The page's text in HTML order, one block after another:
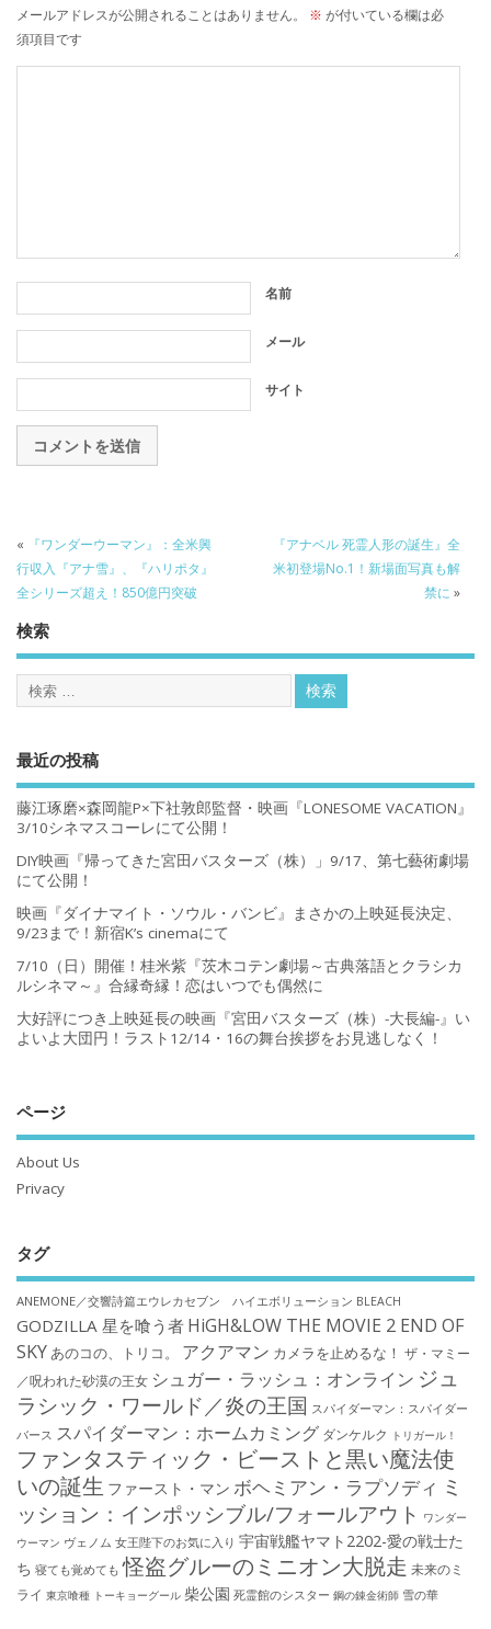
メールアドレスが公開されることはありません。 ※ が付いている欄は必
須項目です
名前
メール
サイト
«
『ワンダーウーマン』：全米興
行収入『アナ雪』、『ハリポタ』
全シリーズ超え！850億円突破
『アナベル 死霊人形の誕生』全
米初登場No.1！新場面写真も解
禁に »
検索
最近の投稿
藤江琢磨×森岡龍P×下社敦郎監督・映画『LONESOME VACATION』
3/10シネマスコーレにて公開！
DIY映画『帰ってきた宮田バスターズ（株）」9/17、第七藝術劇場
にて公開！
映画『ダイナマイト・ソウル・バンビ』まさかの上映延長決定、
9/23まで！新宿K’s cinemaにて
7/10（日）開催！桂米紫『茨木コテン劇場～古典落語とクラシカ
ルシネマ～』合縁奇縁！恋はいつでも偶然に
大好評につき上映延長の映画『宮田バスターズ（株）-大長編-』い
よいよ大団円！ラスト12/14・16の舞台挨拶をお見逃しなく！
ページ
About Us
Privacy
タグ
ANEMONE／交響詩篇エウレカセブン ハイエボリューション BLEACH
GODZILLA 星を喰う者 HiGH&LOW THE MOVIE 2 END OF
SKYあのコの、トリコ。 アクアマン カメラを止めるな！ ザ・マミー
／呪われた砂漠の王女 シュガー・ラッシュ：オンライン ジュ
ラシック・ワールド／炎の王国 スパイダーマン：スパイダー
バース スパイダーマン：ホームカミング ダンケルク トリガール！
ファンタスティック・ビーストと黒い魔法使
いの誕生 ファースト・マン ボヘミアン・ラプソディ ミ
ッション：インポッシブル/フォールアウト ワンダー
ウーマン ヴェノム 女王陛下のお気に入り 宇宙戦艦ヤマト2202-愛の戦士た
ち 寝ても覚めても 怪盗グルーのミニオン大脱走 未来のミ
ライ 東京喰種 トーキョーグール 柴公園 死霊館のシスター 鋼の錬金術師 雪の華